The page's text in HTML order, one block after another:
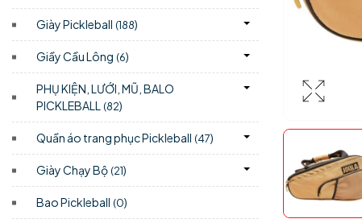
Giày Pickleball (188)
Giầy Cầu Lông (6)
PHỤ KIỆN, LƯỚI, MŨ, BALO
PICKLEBALL (82)
Quần áo trang phục Pickleball (47)
Giày Chạy Bộ (21)
Bao Pickleball (0)